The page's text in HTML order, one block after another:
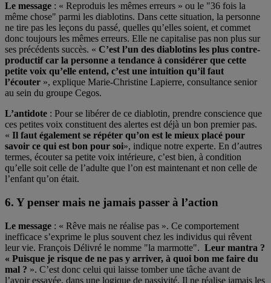
Le message : « Reproduis les mêmes erreurs » ou le "36 fois la
même chose" parmi les diablotins. Dans cette situation, la personne
ne tire pas les leçons du passé, quelles qu’elles soient, et commet
donc toujours les mêmes erreurs. Elle ne capitalise pas non plus sur
ses précédents succès. « C’est l’un des diablotins les plus contre-
productif car la personne a tendance à considérer que cette
petite voix qu’elle entend, c’est une intuition qu’il faut
l’écouter », explique Marie-Christine Lapierre, consultance senior
au sein du groupe Cegos.
L’antidote : Pour se libérer de ce diablotin, prendre conscience que
ces petites voix constituent des alertes est déjà un bon premier pas.
« Il faut également se répéter qu’on est le mieux placé pour
savoir ce qui est bon pour soi», indique notre experte. En d’autres
termes, écouter sa petite voix intérieure, c’est bien, à condition
qu’elle soit celle de l’adulte que l’on est maintenant et non celle de
l’enfant qu’on était.
6. Y penser mais ne jamais passer à l’action
Le message : « Rêve mais ne réalise pas ». Ce comportement
inefficace s’exprime le plus souvent chez les individus qui rêvent
leur vie. François Délivré le nomme "la marmotte". Leur mantra ?
« Puisque je risque de ne pas y arriver, à quoi bon me faire du
mal ? ». C’est donc celui qui laisse tomber une tâche avant de
l’avoir essayée, dans une logique de passivité. Il ne réalise jamais les